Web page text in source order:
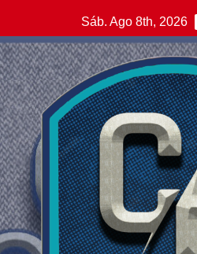
al
contenido
Sáb. Ago 8th, 2026